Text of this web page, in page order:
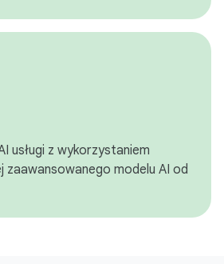
usługi z wykorzystaniem
zaawansowanego modelu AI od